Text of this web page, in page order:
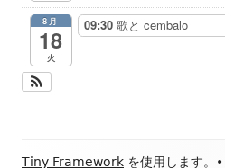
8月
18
火
09:30 歌と cembalo
フ
Tiny Framework を使用します。 •